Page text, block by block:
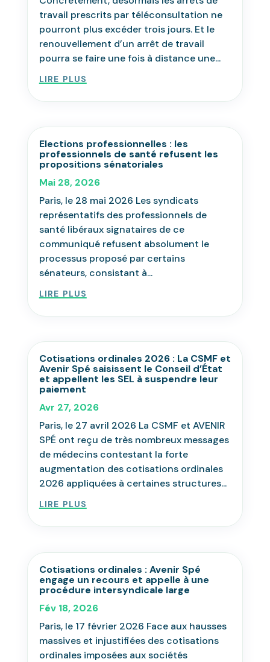
travail prescrits par téléconsultation ne
pourront plus excéder trois jours. Et le
renouvellement d’un arrêt de travail
pourra se faire une fois à distance une...
lire plus
Elections professionnelles : les
professionnels de santé refusent les
propositions sénatoriales
Mai 28, 2026
Paris, le 28 mai 2026 Les syndicats
représentatifs des professionnels de
santé libéraux signataires de ce
communiqué refusent absolument le
processus proposé par certains
sénateurs, consistant à...
lire plus
Cotisations ordinales 2026 : La CSMF et
Avenir Spé saisissent le Conseil d’État
et appellent les SEL à suspendre leur
paiement
Avr 27, 2026
Paris, le 27 avril 2026 La CSMF et AVENIR
SPÉ ont reçu de très nombreux messages
de médecins contestant la forte
augmentation des cotisations ordinales
2026 appliquées à certaines structures...
lire plus
Cotisations ordinales : Avenir Spé
engage un recours et appelle à une
procédure intersyndicale large
Fév 18, 2026
Paris, le 17 février 2026 Face aux hausses
massives et injustifiées des cotisations
ordinales imposées aux sociétés